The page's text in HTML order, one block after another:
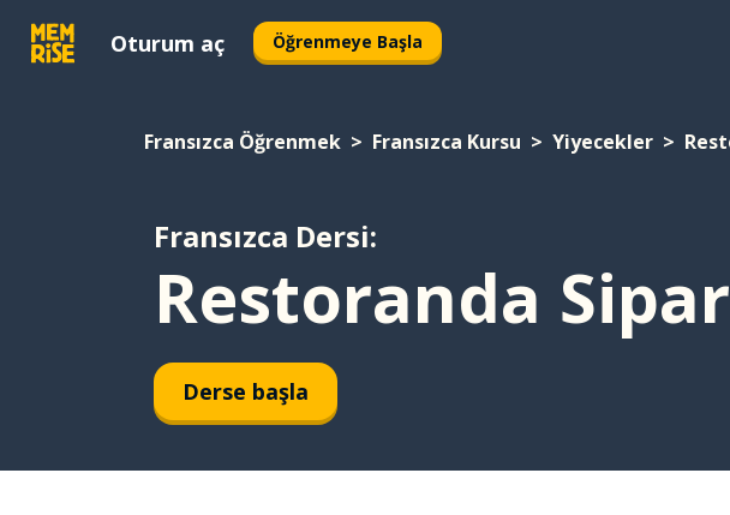
Oturum aç Öğrenmeye Başla
Fransızca Öğrenmek Fransızca Kursu Yiyecekler
Fransızca Dersi:
Restoranda
Derse başla